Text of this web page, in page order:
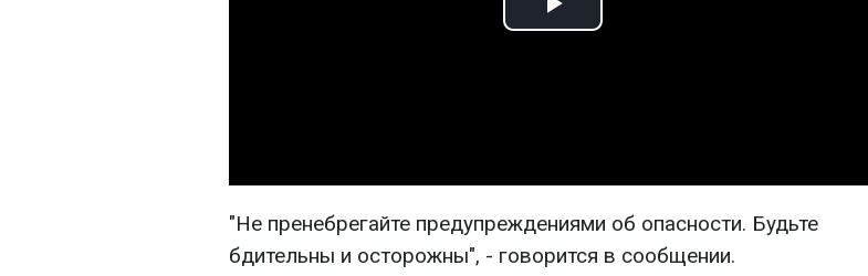
Play
"Не пренебрегайте предупреждениями об опасности. Будьте
бдительны и осторожны", - говорится в сообщении.